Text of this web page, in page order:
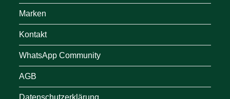
Marken
Kontakt
WhatsApp Community
AGB
Datenschutzerklärung